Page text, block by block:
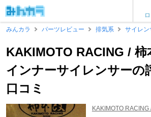
みんカラ
パーツレビュー 排気系 サイレン
KAKIMOTO RACING / 柿
インナーサイレンサーの
口コミ
KAKIMOTO RACING